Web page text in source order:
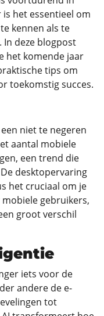
het essentieel om
kennen als te
deze blogpost
het komende jaar
tips om
toekomstig succes.
niet te negeren
aantal mobiele
een trend die
desktopervaring
het cruciaal om je
gebruikers,
groot verschil
iets voor de
andere de e-
tot